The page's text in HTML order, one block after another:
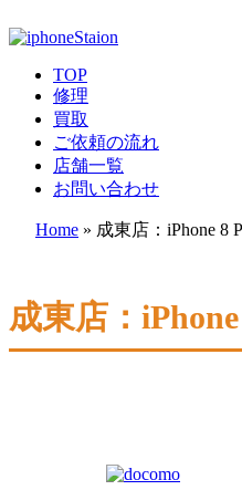
TOP
修理
買取
ご依頼の流れ
店舗一覧
お問い合わせ
Home » 成東店：iPhone 8
成東店：